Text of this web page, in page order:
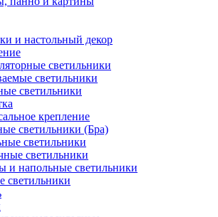
и настольный декор
светильники
светильники
светильники
крепление
светильники (Бра)
светильники
светильники
и напольные светильники
светильники